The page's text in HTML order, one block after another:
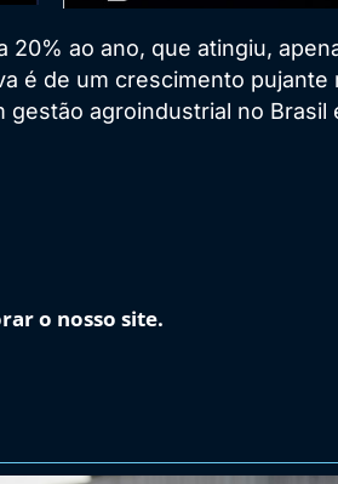
ao ano, que atingiu,
é de um crescimento pujante
agroindustrial no Brasil
o nosso site.